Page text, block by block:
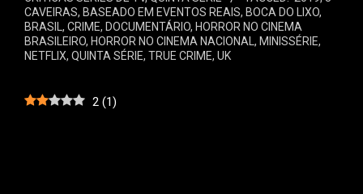
CAVEIRAS, BASEADO EM EVENTOS REAIS, BOCA DO LIXO,
BRASIL , CRIME, DOCUMENTÁRIO, HORROR NO CINEMA
BRASILEIRO, HORROR NO CINEMA NACIONAL , MINISSÉRIE,
NETFLIX, QUINTA SÉRIE, TRUE CRIME, UK
2 (1)